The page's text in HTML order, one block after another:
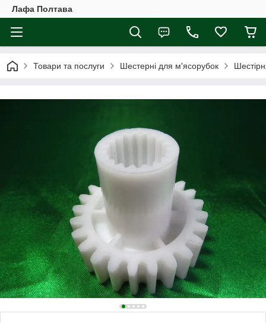
Лафа Полтава
Товари та послуги Шестерні для м'ясорубок